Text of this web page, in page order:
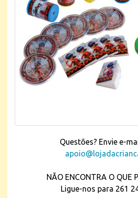
Questões? Envie e-
NÃO ENCONTRA O QUE
Ligue-nos para 261